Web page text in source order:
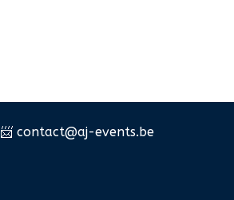
📨 contact@aj-events.be